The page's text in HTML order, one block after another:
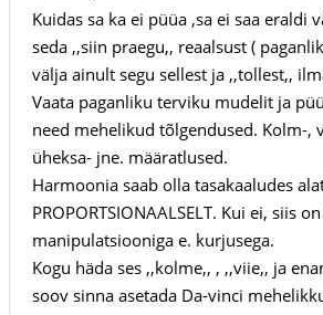
Kuidas sa ka ei püüa ,sa ei saa eraldi
seda ,,siin praegu,, reaalsust (
välja ainult segu sellest ja ,,tollest,,
Vaata paganliku terviku mudelit ja
need mehelikud tõlgendused. Kolm-,
üheksa- jne. määratlused.
Harmoonia saab olla tasakaaludes
PROPORTSIONAALSELT. Kui ei, siis
manipulatsiooniga e. kurjusega.
Kogu häda ses ,,kolme,, , ,,viie,, ja
soov sinna asetada Da-vinci